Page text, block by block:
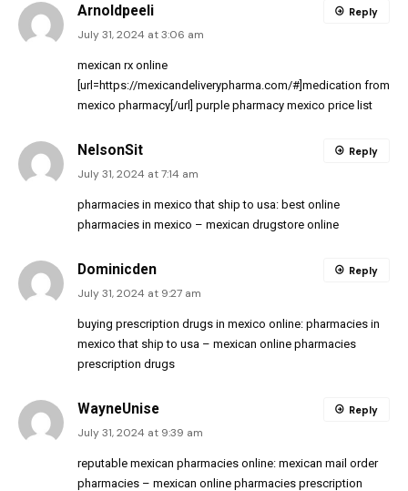
Arnoldpeeli
July 31, 2024 at 3:06 am
mexican rx online
[url=https://mexicandeliverypharma.com/#]medication from
mexico pharmacy[/url] purple pharmacy mexico price list
Reply
NelsonSit
July 31, 2024 at 7:14 am
pharmacies in mexico that ship to usa: best online
pharmacies in mexico – mexican drugstore online
Reply
Dominicden
July 31, 2024 at 9:27 am
buying prescription drugs in mexico online: pharmacies in
mexico that ship to usa – mexican online pharmacies
prescription drugs
Reply
WayneUnise
July 31, 2024 at 9:39 am
reputable mexican pharmacies online: mexican mail order
pharmacies – mexican online pharmacies prescription
Reply